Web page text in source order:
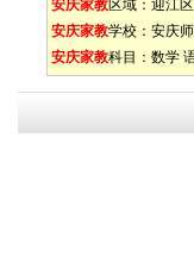
安庆家教区域： 迎江区
安庆家教学校： 安庆
安庆家教科目： 数学